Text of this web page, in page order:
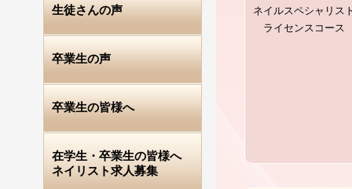
ネイルスペシャリス
ライセンスコース
生徒さんの声
卒業生の声
卒業生の皆様へ
在学生・卒業生の皆様へ
ネイリスト求人募集